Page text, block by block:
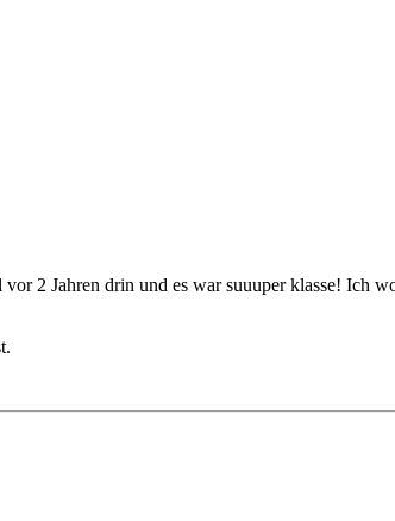
2 Jahren drin und es war suuuper klasse! Ich